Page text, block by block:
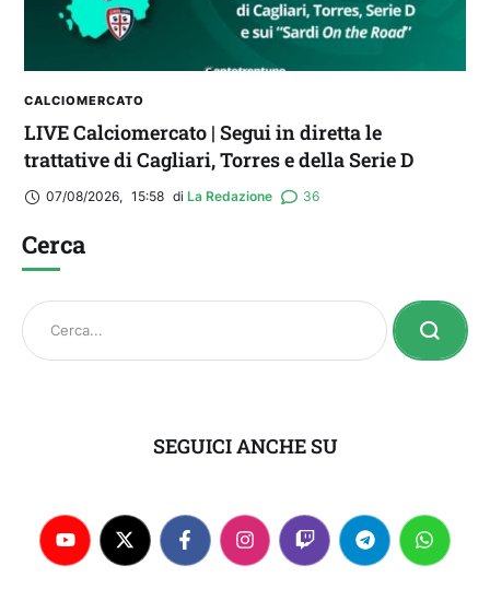
CALCIOMERCATO
LIVE Calciomercato | Segui in diretta le
trattative di Cagliari, Torres e della Serie D
07/08/2026, 15:58 di La Redazione 36
Cerca
SEGUICI ANCHE SU